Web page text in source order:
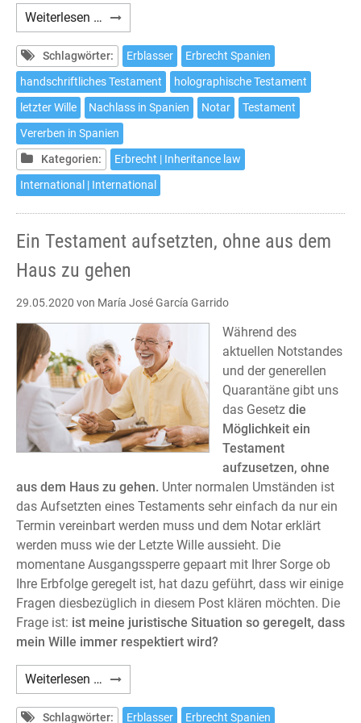
Weiterlesen … How
to
make
a
will
in
Spain
without
leaving
home
Schlagwörter: Erblasser
Erbrecht Spanien
handschriftliches Testament
holographische Testament
letzter Wille
Nachlass in Spanien Notar
Testament
Vererben in Spanien
Kategorien:
Erbrecht | Inheritance law
International | International
Ein Testament aufsetzten, ohne aus dem
Haus zu gehen
29.05.2020 von María José García Garrido
Während des
aktuellen Notstandes
und der generellen
Quarantäne gibt uns
das Gesetz die
Möglichkeit ein
Testament
aufzusetzen, ohne
aus dem Haus zu gehen. Unter normalen Umständen ist
das Aufsetzten eines Testaments sehr einfach da nur ein
Termin vereinbart werden muss und dem Notar erklärt
werden muss wie der Letzte Wille aussieht. Die
momentane Ausgangssperre gepaart mit Ihrer Sorge ob
Ihre Erbfolge geregelt ist, hat dazu geführt, dass wir einige
Fragen diesbezüglich in diesem Post klären möchten. Die
Frage ist: ist meine juristische Situation so geregelt, dass
mein Wille immer respektiert wird?
Weiterlesen … Ein
Testament
aufsetzten,
Schlagwörter: Erblasser Erbrecht Spanien